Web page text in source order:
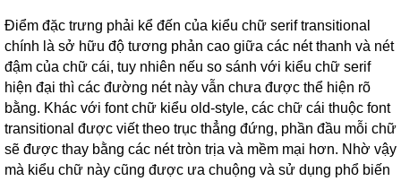
Điểm đặc trưng phải kể đến của kiểu chữ serif transitional
chính là sở hữu độ tương phản cao giữa các nét thanh và nét
đậm của chữ cái, tuy nhiên nếu so sánh với kiểu chữ serif
hiện đại thì các đường nét này vẫn chưa được thể hiện rõ
bằng. Khác với font chữ kiểu old-style, các chữ cái thuộc font
transitional được viết theo trục thẳng đứng, phần đầu mỗi chữ
sẽ được thay bằng các nét tròn trịa và mềm mại hơn. Nhờ vậy
mà kiểu chữ này cũng được ưa chuộng và sử dụng phổ biến